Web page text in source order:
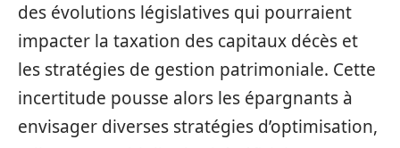
des évolutions législatives qui pourraient
impacter la taxation des capitaux décès et
les stratégies de gestion patrimoniale. Cette
incertitude pousse alors les épargnants à
envisager diverses stratégies d’optimisation,